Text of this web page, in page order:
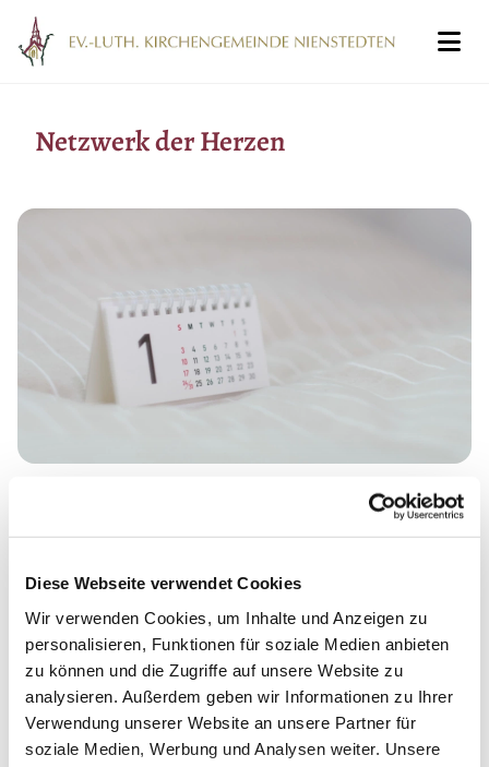
Diese Webseite verwendet Cookies
Wir verwenden Cookies, um Inhalte und Anzeigen zu
personalisieren, Funktionen für soziale Medien anbieten
zu können und die Zugriffe auf unsere Website zu
analysieren. Außerdem geben wir Informationen zu Ihrer
Verwendung unserer Website an unsere Partner für
soziale Medien, Werbung und Analysen weiter. Unsere
Netzwerk der Herzen
12:30 Uhr